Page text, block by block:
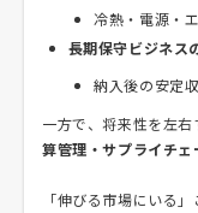
冷熱・電源・
長期保守ビジネス
納入後の安定
一方で、将来性を左右
算管理・サプライチ
「伸びる市場にいる